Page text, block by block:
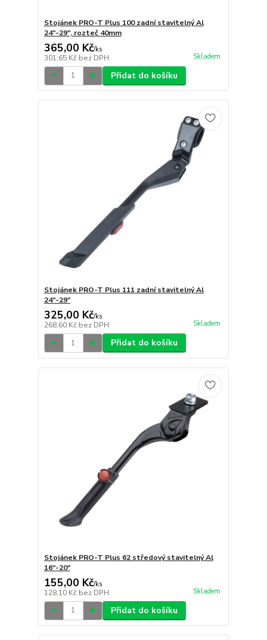
Stojánek PRO-T Plus 100 zadní stavitelný Al
24"-29", rozteč 40mm
365,00 Kč/ks
301,65 Kč bez DPH Skladem
Přidat do košíku
Stojánek PRO-T Plus 111 zadní stavitelný Al
24"-29"
325,00 Kč/ks
268,60 Kč bez DPH Skladem
Přidat do košíku
Stojánek PRO-T Plus 62 středový stavitelný Al
16"-20"
155,00 Kč/ks
128,10 Kč bez DPH Skladem
Přidat do košíku